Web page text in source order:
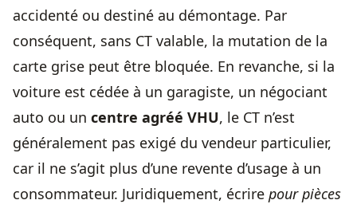
accidenté ou destiné au démontage. Par
conséquent, sans CT valable, la mutation de la
carte grise peut être bloquée. En revanche, si la
voiture est cédée à un garagiste, un négociant
auto ou un centre agréé VHU, le CT n’est
généralement pas exigé du vendeur particulier,
car il ne s’agit plus d’une revente d’usage à un
consommateur. Juridiquement, écrire pour pièces